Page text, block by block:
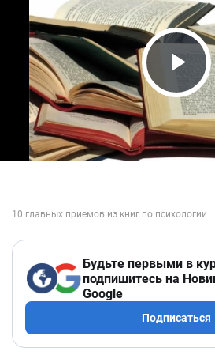
Play
Будьте первыми в
подпишитесь на
Google
Подписаться